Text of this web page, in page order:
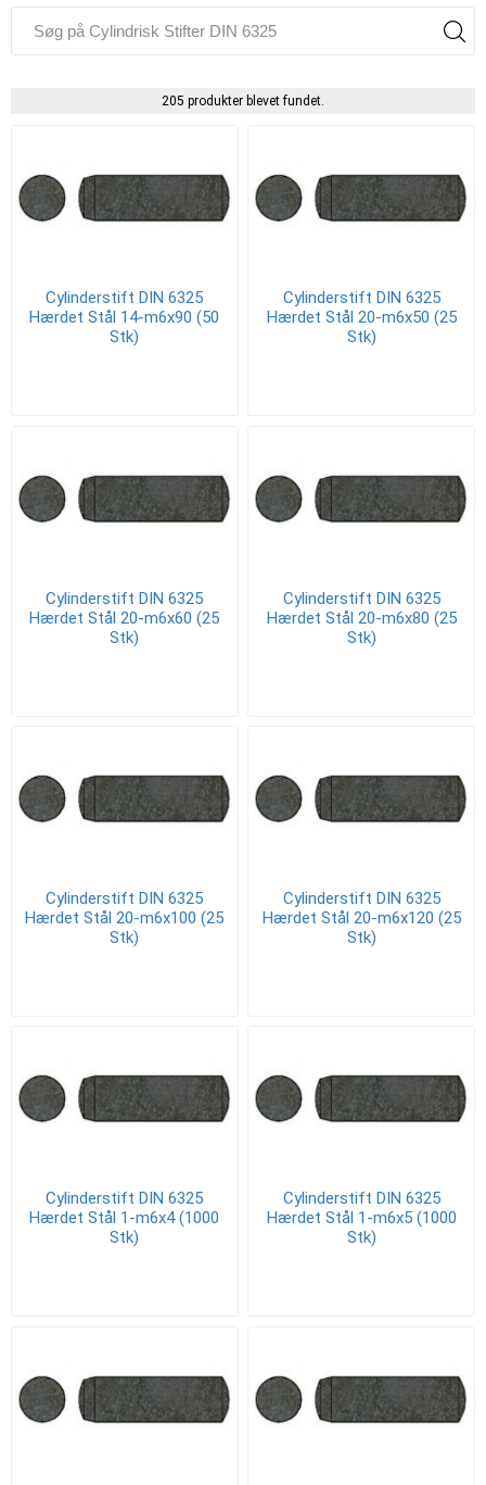
205 produkter blevet fundet.
Cylinderstift DIN 6325
Hærdet Stål 14-m6x90 (50
Stk)
Cylinderstift DIN 6325
Hærdet Stål 20-m6x50 (25
Stk)
Cylinderstift DIN 6325
Hærdet Stål 20-m6x60 (25
Stk)
Cylinderstift DIN 6325
Hærdet Stål 20-m6x80 (25
Stk)
Cylinderstift DIN 6325
Hærdet Stål 20-m6x100 (25
Stk)
Cylinderstift DIN 6325
Hærdet Stål 20-m6x120 (25
Stk)
Cylinderstift DIN 6325
Hærdet Stål 1-m6x4 (1000
Stk)
Cylinderstift DIN 6325
Hærdet Stål 1-m6x5 (1000
Stk)